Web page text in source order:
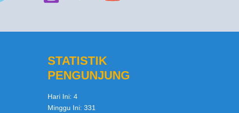
STATISTIK
PENGUNJUNG
Hari Ini: 4
Minggu Ini: 331